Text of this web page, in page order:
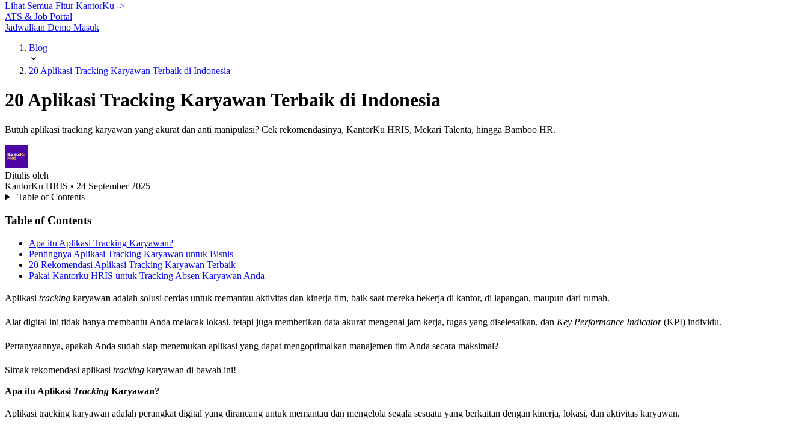
Lihat Semua Fitur KantorKu ->
ATS & Job Portal
Jadwalkan Demo Masuk
Blog
20 Aplikasi Tracking Karyawan Terbaik di Indonesia
20 Aplikasi Tracking Karyawan Terbaik di Indonesia
Butuh aplikasi tracking karyawan yang akurat dan anti manipulasi? Cek rekomendasinya, KantorKu HRIS, Mekari Talenta, hingga Bamboo HR.
Ditulis oleh
KantorKu HRIS • 24 September 2025
Table of Contents
Table of Contents
Apa itu Aplikasi Tracking Karyawan?
Pentingnya Aplikasi Tracking Karyawan untuk Bisnis
20 Rekomendasi Aplikasi Tracking Karyawan Terbaik
Pakai Kantorku HRIS untuk Tracking Absen Karyawan Anda
Aplikasi tracking karyawan adalah solusi cerdas untuk memantau aktivitas dan kinerja tim, baik saat mereka bekerja di kantor, di lapangan, maupun dari rumah.
Alat digital ini tidak hanya membantu Anda melacak lokasi, tetapi juga memberikan data akurat mengenai jam kerja, tugas yang diselesaikan, dan Key Performance Indicator(KPI) individu.
Pertanyaannya, apakah Anda sudah siap menemukan aplikasi yang dapat mengoptimalkan manajemen tim Anda secara maksimal?
Simak rekomendasi aplikasi tracking karyawan di bawah ini!
Apa itu Aplikasi Tracking Karyawan?
Aplikasi tracking karyawan adalah perangkat digital yang dirancang untuk memantau dan mengelola segala sesuatu yang berkaitan dengan kinerja, lokasi, dan aktivitas karyawan.